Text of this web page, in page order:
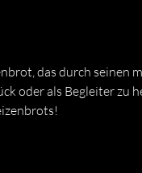
das durch seinen
oder als Begleiter zu